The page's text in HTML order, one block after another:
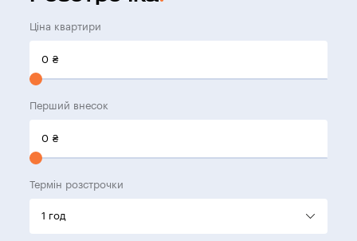
Ціна квартири
0 ₴
Перший внесок
0 ₴
Термін розстрочки